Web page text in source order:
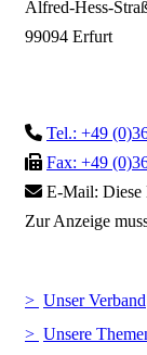
Alfred-Hess-
99094 Erfurt
Tel.: +49
Fax: +49
E-Mail: Diese
Zur Anzeige
Unser Verband
Unsere